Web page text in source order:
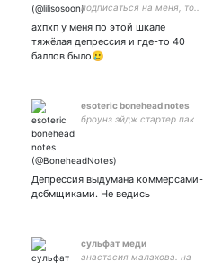
подписаться на меня, то..
ахпхп у меня по этой шкале
тяжёлая депрессия и где-то 40
баллов было🥲
esoteric bonehead notes
броунз эйдж стартер пак
Депрессия выдумана коммерсами-
дсбмщиками. Не ведись
сульфат меди
анастасия малахова. на